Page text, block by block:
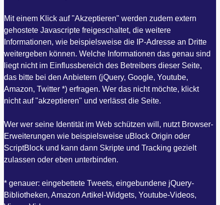
Mit einem Klick auf "Akzeptieren" werden zudem extern
gehostete Javascripte freigeschaltet, die weitere
Informationen, wie beispielsweise die IP-Adresse an Dritte
weitergeben können. Welche Informationen das genau sind
liegt nicht im Einflussbereich des Betreibers dieser Seite,
das bitte bei den Anbietern (jQuery, Google, Youtube,
Amazon, Twitter *) erfragen. Wer das nicht möchte, klickt
nicht auf "akzeptieren" und verlässt die Seite.
Wer wer seine Identität im Web schützen will, nutzt Browser-
Erweiterungen wie beispielsweise uBlock Origin oder
ScriptBlock und kann dann Skripte und Tracking gezielt
zulassen oder eben unterbinden.
* genauer: eingebettete Tweets, eingebundene jQuery-
Bibliotheken, Amazon Artikel-Widgets, Youtube-Videos,